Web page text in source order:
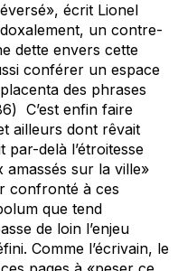
écrit Lionel
un contre-
dette envers cette
conférer un espace
des phrases
C’est enfin faire
ailleurs dont rêvait
par-delà l’étroitesse
sur la ville»
confronté à ces
que tend
de loin l’enjeu
Comme l’écrivain, le